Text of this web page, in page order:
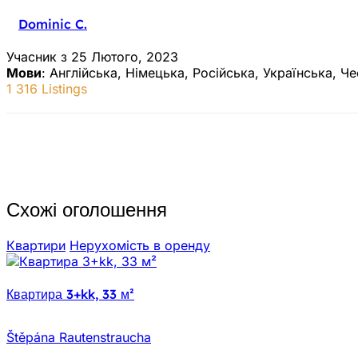
Dominic C.
Учасник з 25 Лютого, 2023
Мови: Англійська, Німецька, Російська, Українська,
1 316 Listings
Схожі оголошення
Квартири Нерухомiсть в оренду
Квартира 3+kk, 33 м²
Štěpána Rautenstraucha